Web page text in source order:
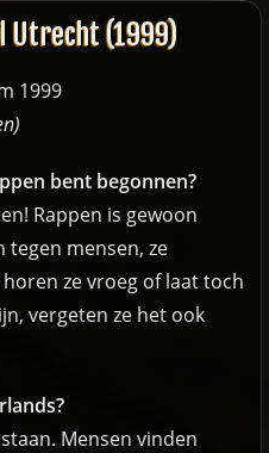
Utrecht (1999)
1999
bent begonnen?
Rappen is gewoon
tegen mensen, ze
ze vroeg of laat toch
vergeten ze het ook
Mensen vinden